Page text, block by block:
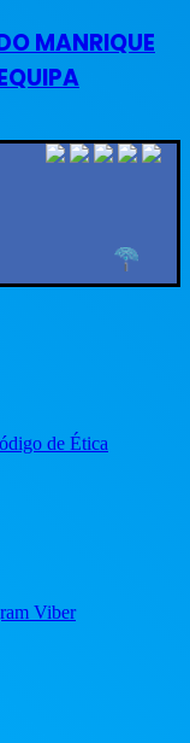
MANRIQUE
de Ética
Viber